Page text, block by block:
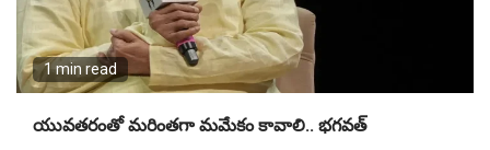
1 min read
యువతరంతో మరింతగా మమేకం కావాలి.. భగవత్